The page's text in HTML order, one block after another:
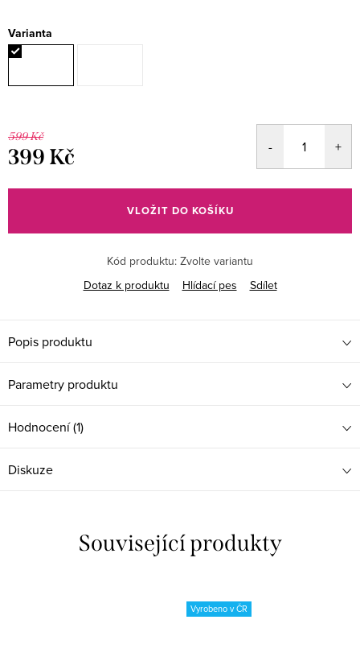
Varianta
599 Kč
399 Kč
cena:
VLOŽIT DO KOŠÍKU
Kód produktu: Zvolte variantu
Dotaz k produktu
Hlídací pes Sdílet
Popis produktu
Parametry produktu
Hodnocení (1)
Diskuze
Související produkty
Vyrobeno v ČR